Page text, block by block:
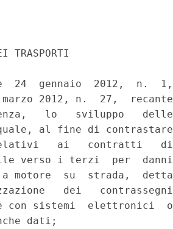
TRASPORTI
24  gennaio  2012,  n.  1,
2012, n.  27,  recante
lo   sviluppo   delle
al fine di contrastare
relativi   ai   contratti   di
verso i terzi  per  danni
motore  su  strada,  detta
dei   contrassegni
con sistemi  elettronici  o
dati;